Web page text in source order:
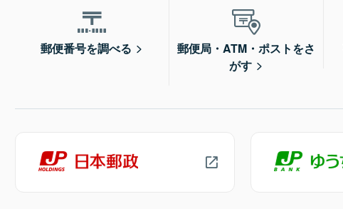
郵便番号を調べる
郵便局・ATM・ポストをさ
がす